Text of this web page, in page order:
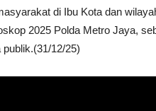
di Ibu Kota dan
2025 Polda Metro Jaya,
12/25)